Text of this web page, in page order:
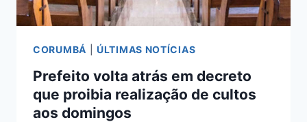
CORUMBÁ |ÚLTIMAS NOTÍCIAS
Prefeito volta atrás em decreto
que proibia realização de cultos
aos domingos